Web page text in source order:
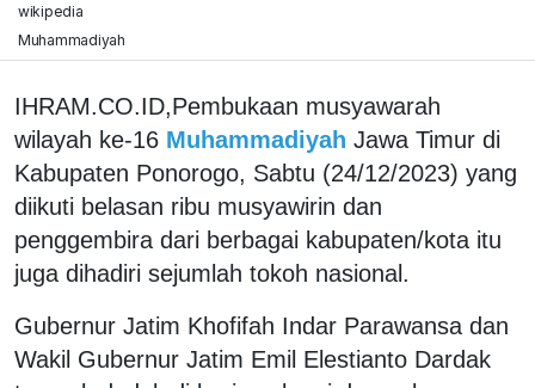
wikipedia
Muhammadiyah
IHRAM.CO.ID,Pembukaan musyawarah
wilayah ke-16 Muhammadiyah Jawa Timur di
Kabupaten Ponorogo, Sabtu (24/12/2023) yang
diikuti belasan ribu musyawirin dan
penggembira dari berbagai kabupaten/kota itu
juga dihadiri sejumlah tokoh nasional.
Gubernur Jatim Khofifah Indar Parawansa dan
Wakil Gubernur Jatim Emil Elestianto Dardak